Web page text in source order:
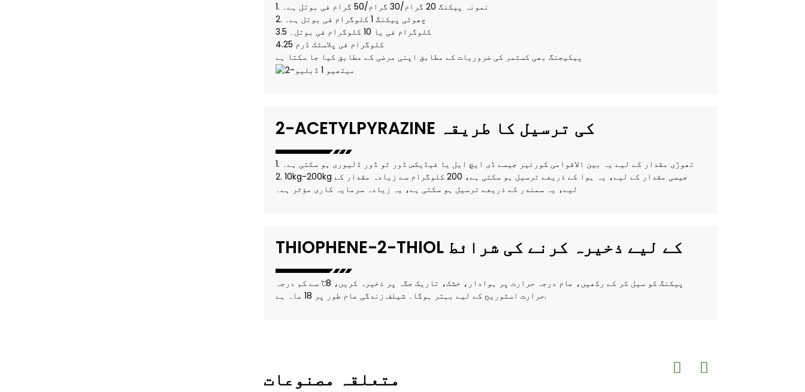
1. نمونہ پیکنگ 20 گرام/30 گرام/50 گرام فی بوتل ہے۔
2. چھوٹی پیکنگ 1 کلوگرام فی بوتل ہے۔
3.5 کلوگرام فی یا 10 کلوگرام فی بوتل۔
4.25 کلوگرام فی پلاسٹک ڈرم
پیکیجنگ بھی کسٹمر کی ضروریات کے مطابق اپنی مرضی کے مطابق کیا جا سکتا ہے
2-ACETYLPYRAZINE کی ترسیل کا طریقہ
1. تھوڑی مقدار کے لیے یہ بین الاقوامی کورئیر جیسے ڈی ایچ ایل یا فیڈیکس ڈور ٹو ڈور ڈلیوری ہو سکتی ہے۔
2. 10kg-200kg جیسی مقدار کے لیے، یہ ہوا کے ذریعے ترسیل ہو سکتی ہے، 200 کلوگرام سے زیادہ مقدار کے
لیے، یہ سمندر کے ذریعے ترسیل ہو سکتی ہے، یہ زیادہ سرمایہ کاری مؤثر ہے۔
THIOPHENE-2-THIOL کے لیے ذخیرہ کرنے کی شرائط
پیکنگ کو سیل کر کے رکھیں، عام درجہ حرارت پر ہوادار، خشک، تاریک جگہ پر ذخیرہ کریں، 8℃ سے کم درجہ
حرارت اسٹوریج کے لیے بہتر ہوگا۔ شیلف زندگی عام طور پر 18 ماہ ہے.
متعلقہ مصنوعات